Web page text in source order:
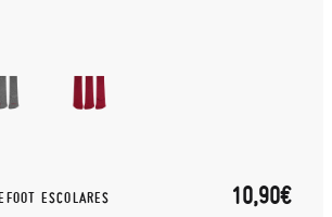
ESCOLARES 10,90€